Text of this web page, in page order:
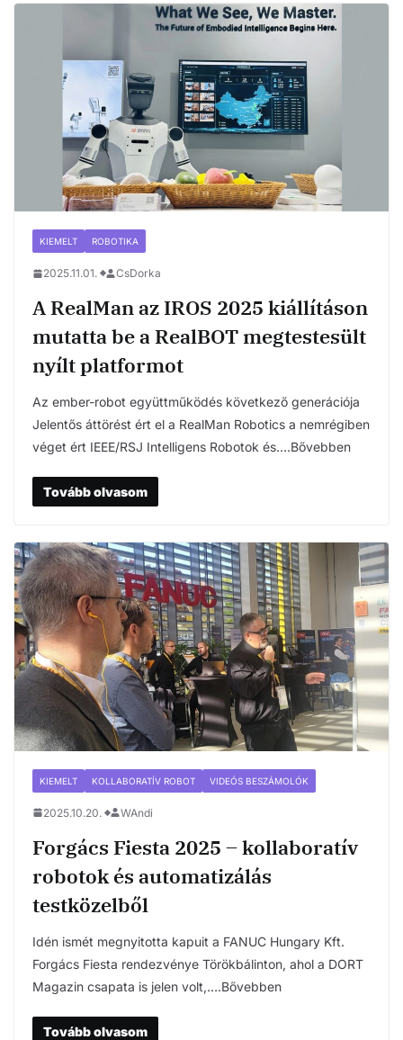
KIEMELT ROBOTIKA
2025.11.01. CsDorka
A RealMan az IROS 2025 kiállításon
mutatta be a RealBOT megtestesült
nyílt platformot
Az ember-robot együttműködés következő generációja
Jelentős áttörést ért el a RealMan Robotics a nemrégiben
véget ért IEEE/RSJ Intelligens Robotok és….Bővebben
Tovább olvasom
KIEMELT KOLLABORATÍV ROBOT VIDEÓS BESZÁMOLÓK
2025.10.20. WAndi
Forgács Fiesta 2025 – kollaboratív
robotok és automatizálás
testközelből
Idén ismét megnyitotta kapuit a FANUC Hungary Kft.
Forgács Fiesta rendezvénye Törökbálinton, ahol a DORT
Magazin csapata is jelen volt,….Bővebben
Tovább olvasom